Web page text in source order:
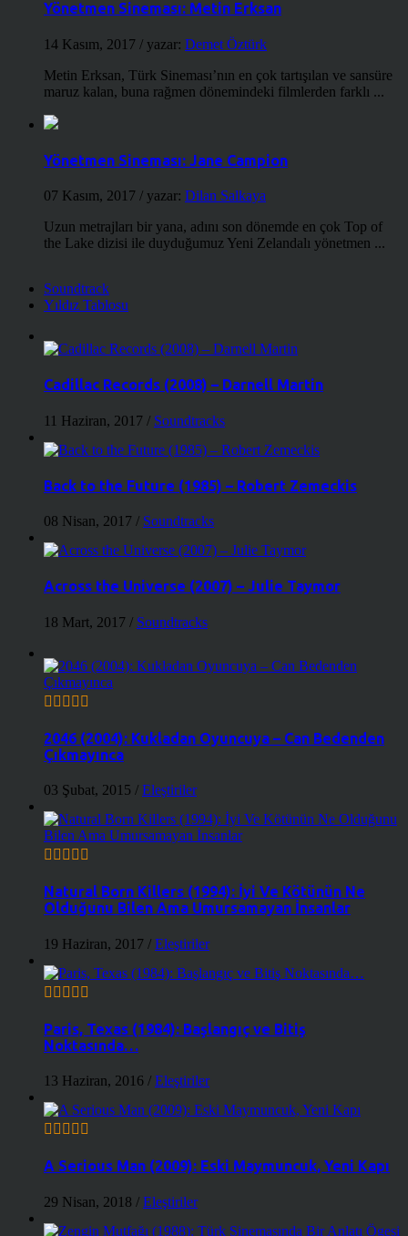
Yönetmen Sineması: Metin Erksan
14 Kasım, 2017 / yazar: Demet Öztürk
Metin Erksan, Türk Sineması’nın en çok tartışılan ve sansüre
maruz kalan, buna rağmen dönemindeki filmlerden farklı ...
Yönetmen Sineması: Jane Campion
07 Kasım, 2017 / yazar: Dilan Salkaya
Uzun metrajları bir yana, adını son dönemde en çok Top of
the Lake dizisi ile duyduğumuz Yeni Zelandalı yönetmen ...
Soundtrack
Yıldız Tablosu
Cadillac Records (2008) – Darnell Martin
11 Haziran, 2017 / Soundtracks
Back to the Future (1985) – Robert Zemeckis
08 Nisan, 2017 / Soundtracks
Across the Universe (2007) – Julie Taymor
18 Mart, 2017 / Soundtracks
2046 (2004): Kukladan Oyuncuya – Can Bedenden
Çıkmayınca
03 Şubat, 2015 / Eleştiriler
Natural Born Killers (1994): İyi Ve Kötünün Ne
Olduğunu Bilen Ama Umursamayan İnsanlar
19 Haziran, 2017 / Eleştiriler
Paris, Texas (1984): Başlangıç ve Bitiş
Noktasında…
13 Haziran, 2016 / Eleştiriler
A Serious Man (2009): Eski Maymuncuk, Yeni Kapı
29 Nisan, 2018 / Eleştiriler